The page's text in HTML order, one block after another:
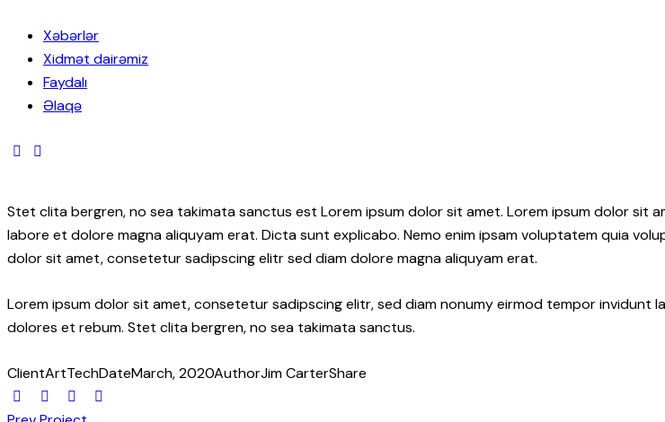
Xəbərlər
Xidmət dairəmiz
Faydalı
Əlaqə
Stet clita bergren, no sea takimata sanctus est Lorem ipsum dolor sit amet. Lorem ipsum dolor
labore et dolore magna aliquyam erat. Dicta sunt explicabo. Nemo enim ipsam voluptatem quia
dolor sit amet, consetetur sadipscing elitr sed diam dolore magna aliquyam erat.
Lorem ipsum dolor sit amet, consetetur sadipscing elitr, sed diam nonumy eirmod tempor
dolores et rebum. Stet clita bergren, no sea takimata sanctus.
ClientArtTechDateMarch, 2020AuthorJim CarterShare